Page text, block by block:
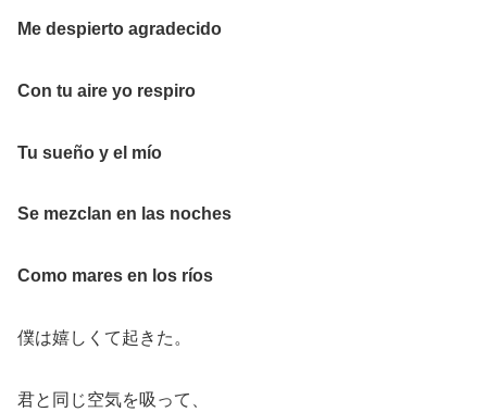
Me despierto agradecido
Con tu aire yo respiro
Tu sueño y el mío
Se mezclan en las noches
Como mares en los ríos
僕は嬉しくて起きた。
君と同じ空気を吸って、